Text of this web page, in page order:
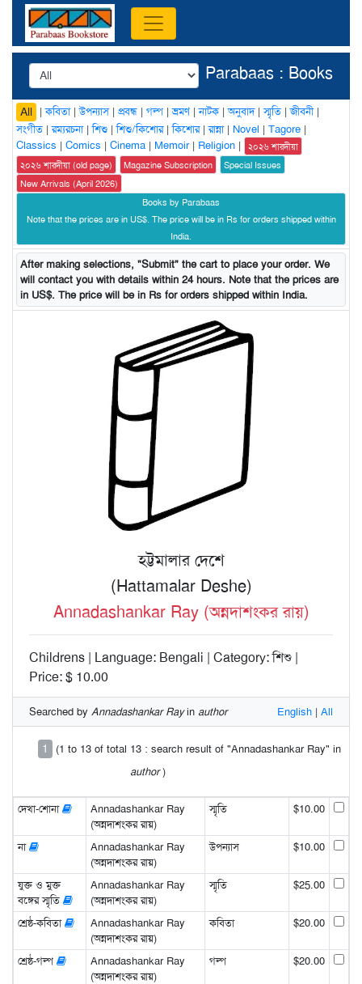
Parabaas : Books
All |কবিতা|উপন্যাস| প্রবন্ধ | গল্প |ভ্রমণ|নাটক |অনুবাদ|স্মৃতি |জীবনী|
সংগীত |রম্যরচনা|শিশু |শিশু/কিশোর|কিশোর|রান্না| Novel | Tagore |
Classics | Comics | Cinema | Memoir| Religion |
২০২৬ শারদীয়া
২০২৬ শারদীয়া (old page)
Magazine Subscription
Special Issues
New Arrivals (April 2026)
Books by Parabaas
Note that the prices are in US$. The price will be in Rs for orders shipped within
India.
After making selections, "Submit" the cart to place your order. We
will contact you with details within 24 hours. Note that the prices are
in US$. The price will be in Rs for orders shipped within India.
হট্টমালার দেশে
(Hattamalar Deshe)
Annadashankar Ray (অন্নদাশংকর রায়)
Childrens | Language: Bengali | Category: শিশু |
Price: $ 10.00
Searched by Annadashankar Rayin author English | All
1
(1 to 13 of total 13 : search result of "Annadashankar Ray" in
author)
দেখা-শোনা
Annadashankar Ray
(অন্নদাশংকর রায়)
স্মৃতি $10.00
না
Annadashankar Ray
(অন্নদাশংকর রায়)
উপন্যাস $10.00
যুক্ত ও মুক্ত
বঙ্গের স্মৃতি
Annadashankar Ray
(অন্নদাশংকর রায়)
স্মৃতি $25.00
শ্রেষ্ঠ-কবিতা
Annadashankar Ray
(অন্নদাশংকর রায়)
কবিতা $20.00
শ্রেষ্ঠ-গল্প
Annadashankar Ray
(অন্নদাশংকর রায়)
গল্প $20.00